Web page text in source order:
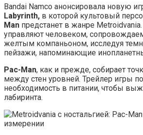
Bandai Namco анонсировала новую
Labyrinth, в которой культовый
Man предстанет в жанре
управляют человеком,
желтым компаньоном, исследуя
пейзажи, напоминающие
Pac-Man, как и прежде, собирает
между стен уровней. Трейлер игры
необходимость в питании, чтобы
лабиринта.